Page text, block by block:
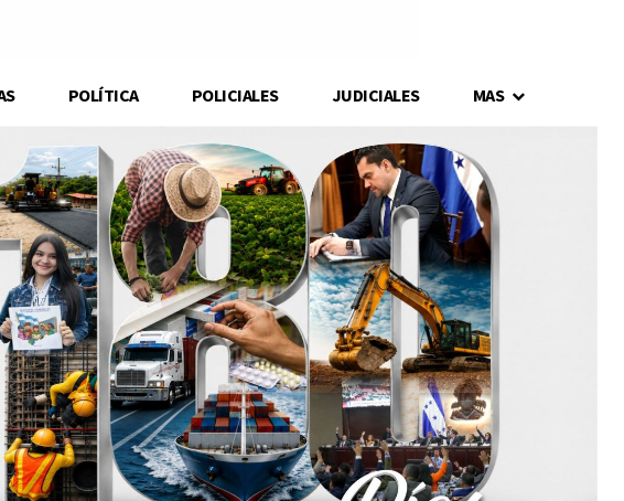
POLÍTICA POLICIALES JUDICIALES MAS